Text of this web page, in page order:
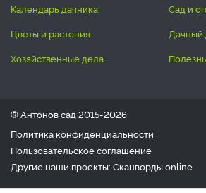
календарь дачника
сад и
цветы и растения
хозяйственные дела
® Антонов сад 2015-2026
Политика конфиденциальности
Пользовательское соглашение
Другие наши проекты: Сканвордыonline